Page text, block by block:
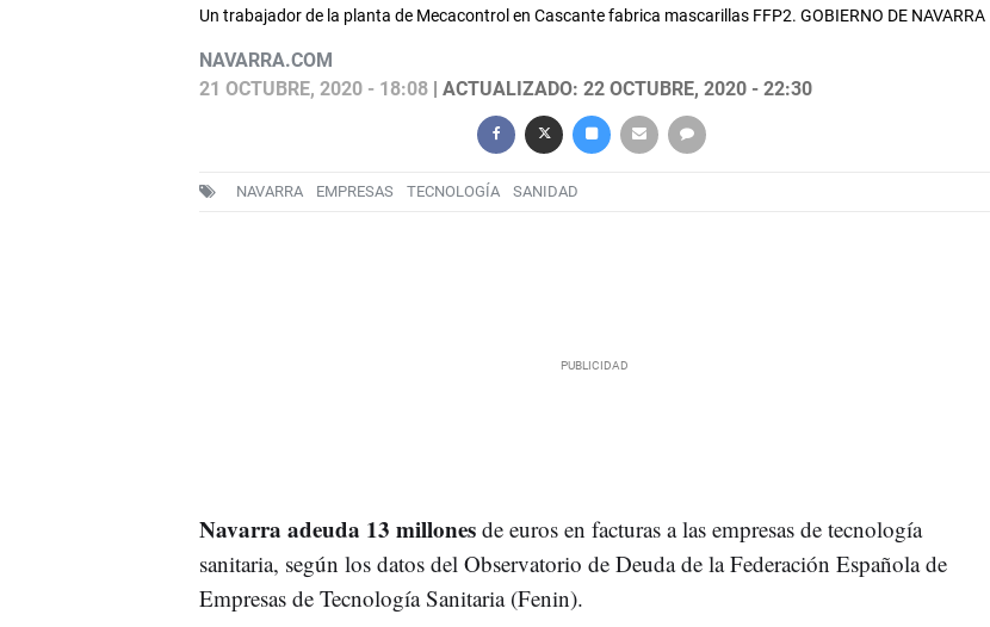
Un trabajador de la planta de Mecacontrol en Cascante fabrica mascarillas FFP2. GOBIERNO DE NAVARRA
NAVARRA.COM
21 OCTUBRE, 2020 - 18:08| ACTUALIZADO: 22 OCTUBRE, 2020 - 22:30
NAVARRA EMPRESAS TECNOLOGÍA SANIDAD
Navarra adeuda 13 millonesde euros en facturas a las empresas de tecnología
sanitaria, según los datos del Observatorio de Deuda de la Federación Española de
Empresas de Tecnología Sanitaria (Fenin).